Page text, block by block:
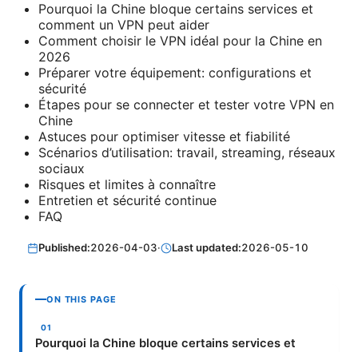
Pourquoi la Chine bloque certains services et
comment un VPN peut aider
Comment choisir le VPN idéal pour la Chine en
2026
Préparer votre équipement: configurations et
sécurité
Étapes pour se connecter et tester votre VPN en
Chine
Astuces pour optimiser vitesse et fiabilité
Scénarios d’utilisation: travail, streaming, réseaux
sociaux
Risques et limites à connaître
Entretien et sécurité continue
FAQ
Published:2026-04-03· Last updated:2026-05-10
ON THIS PAGE
Pourquoi la Chine bloque certains services et